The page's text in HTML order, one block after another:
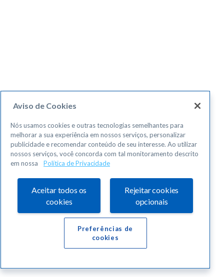
Aviso de Cookies
Nós usamos cookies e outras tecnologias semelhantes para
melhorar a sua experiência em nossos serviços, personalizar
publicidade e recomendar conteúdo de seu interesse. Ao utilizar
nossos serviços, você concorda com tal monitoramento descrito
em nossa
Política de Privacidade
Aceitar todos os
cookies
Rejeitar cookies
opcionais
Preferências de
cookies